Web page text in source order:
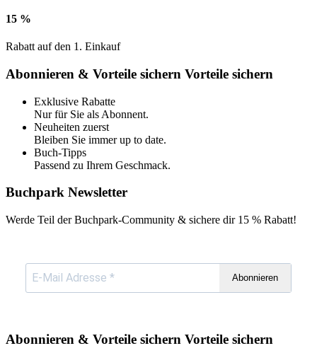
15 %
Rabatt auf den 1. Einkauf
Abonnieren & Vorteile sichern Vorteile sichern
Exklusive Rabatte
Nur für Sie als Abonnent.
Neuheiten zuerst
Bleiben Sie immer up to date.
Buch-Tipps
Passend zu Ihrem Geschmack.
Buchpark Newsletter
Werde Teil der Buchpark-Community & sichere dir 15 % Rabatt!
Abonnieren
Abonnieren & Vorteile sichern Vorteile sichern